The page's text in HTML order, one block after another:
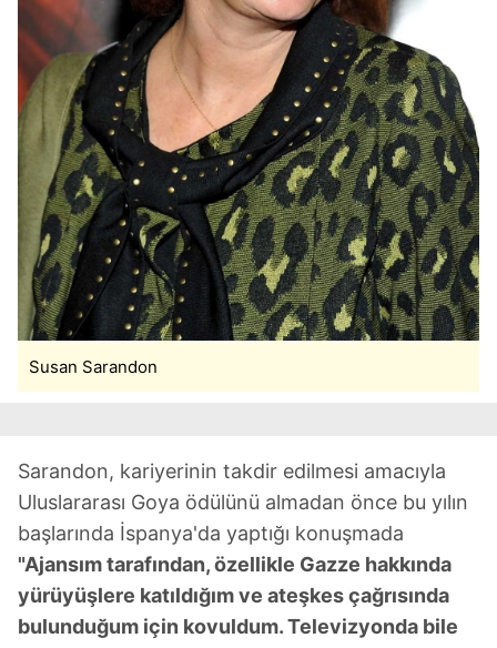
verileriniz işlenmekte olup gerekli olan çerezler bilgi
toplumu hizmetlerinin sunulması amacıyla
kullanılmaktadır. Diğer çerezler, sitemizin daha işlevsel
kılınması ve kişiselleştirilmesi ve sizlere yönelik
reklam/pazarlama faaliyetlerinin yapılması, amaçlarıyla
sınırlı olarak açık rızanız dahilinde kullanılacaktır.
Çerezlere ilişkin tercihlerinizi aşağıda yer alan panel
vasıtasıyla belirleyebilirsiniz. Çerezlere ilişkin detaylı bilgi
için Ayarlar butonuna tıklayabilir,Çerez Bilgilendirme
Metnimiziziyaret edebilirsiniz.
6698 sayılı Kişisel Verilerin Korunması Kanunu uyarınca
hazırlanmış Aydınlatma Metnimizi okumak ve sitemizde
Susan Sarandon
Sarandon, kariyerinin takdir edilmesi amacıyla
Uluslararası Goya ödülünü almadan önce bu yılın
başlarında İspanya'da yaptığı konuşmada
"Ajansım tarafından, özellikle Gazze hakkında
yürüyüşlere katıldığım ve ateşkes çağrısında
bulunduğum için kovuldum. Televizyonda bile